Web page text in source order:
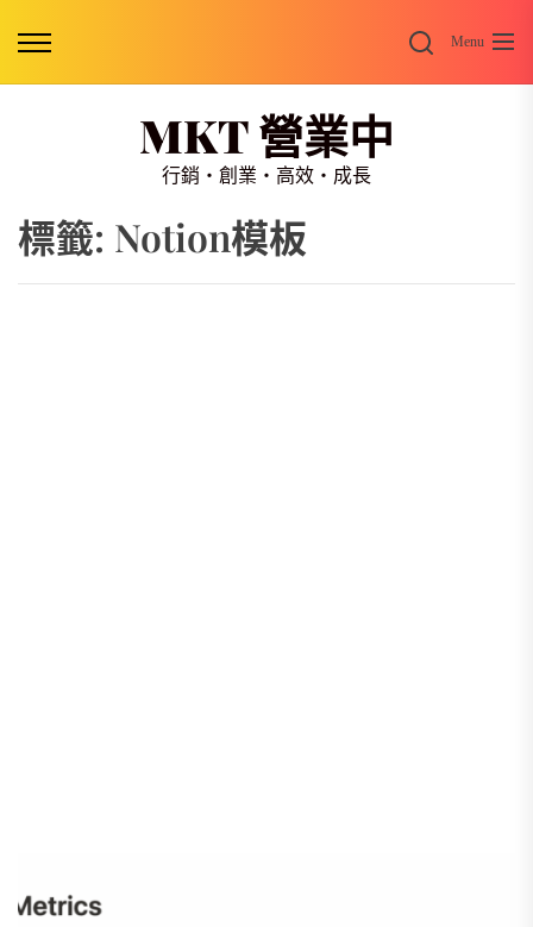
SearchMenu
MKT 營業中
行銷・創業・高效・成長
標籤: Notion模板